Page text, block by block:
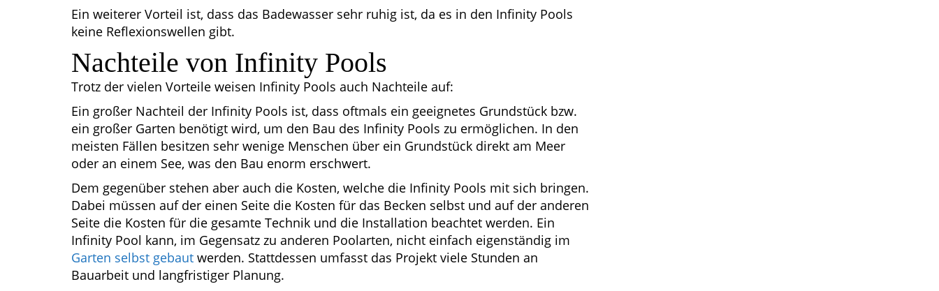
Ein weiterer Vorteil ist, dass das Badewasser sehr ruhig ist, da es in den Infinity Pools
keine Reflexionswellen gibt.
Nachteile von Infinity Pools
Trotz der vielen Vorteile weisen Infinity Pools auch Nachteile auf:
Ein großer Nachteil der Infinity Pools ist, dass oftmals ein geeignetes Grundstück bzw.
ein großer Garten benötigt wird, um den Bau des Infinity Pools zu ermöglichen. In den
meisten Fällen besitzen sehr wenige Menschen über ein Grundstück direkt am Meer
oder an einem See, was den Bau enorm erschwert.
Dem gegenüber stehen aber auch die Kosten, welche die Infinity Pools mit sich bringen.
Dabei müssen auf der einen Seite die Kosten für das Becken selbst und auf der anderen
Seite die Kosten für die gesamte Technik und die Installation beachtet werden. Ein
Infinity Pool kann, im Gegensatz zu anderen Poolarten, nicht einfach eigenständig im
Garten selbst gebaut werden. Stattdessen umfasst das Projekt viele Stunden an
Bauarbeit und langfristiger Planung.